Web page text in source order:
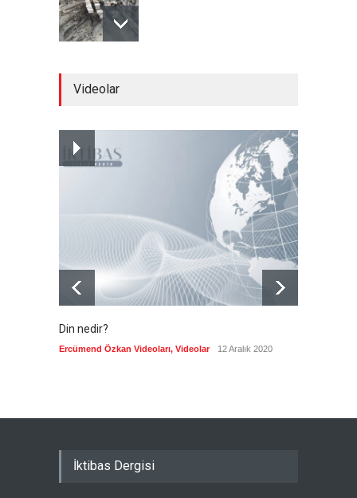
Türkiye'nin ABD ile ilişkileri
ve NATO üyeliği
7 Ağustos 2026
Videolar
Din nedir?
Ercümend Özkan Videoları, Videolar 12 Aralık 2020
İktibas Dergisi